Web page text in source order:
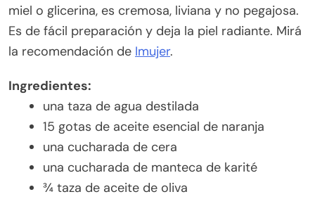
miel o glicerina, es cremosa, liviana y no pegajosa.
Es de fácil preparación y deja la piel radiante. Mirá
la recomendación de Imujer.
Ingredientes:
una taza de agua destilada
15 gotas de aceite esencial de naranja
una cucharada de cera
una cucharada de manteca de karité
¾ taza de aceite de oliva